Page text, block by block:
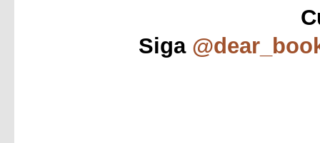
Siga